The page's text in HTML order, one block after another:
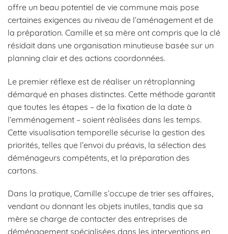
offre un beau potentiel de vie commune mais pose
certaines exigences au niveau de l’aménagement et de
la préparation. Camille et sa mère ont compris que la clé
résidait dans une organisation minutieuse basée sur un
planning clair et des actions coordonnées.
Le premier réflexe est de réaliser un rétroplanning
démarqué en phases distinctes. Cette méthode garantit
que toutes les étapes – de la fixation de la date à
l’emménagement – soient réalisées dans les temps.
Cette visualisation temporelle sécurise la gestion des
priorités, telles que l’envoi du préavis, la sélection des
déménageurs compétents, et la préparation des
cartons.
Dans la pratique, Camille s’occupe de trier ses affaires,
vendant ou donnant les objets inutiles, tandis que sa
mère se charge de contacter des entreprises de
déménagement spécialisées dans les interventions en